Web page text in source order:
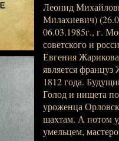
Леонид
Милахиевич)
06.03.1985г., г.
советского и
Евгения
является
1812 года.
Голод и нищета
уроженца
шахтам. А потом
умельцем,